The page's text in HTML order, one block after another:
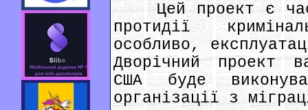
Цей проект є
протидії
особливо,
Дворічний проект
США буде
організації з